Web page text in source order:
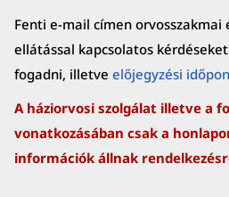
Fenti e-mail címen orvosszakmai
ellátással kapcsolatos
fogadni, illetve előjegyzési
A háziorvosi szolgálat illetve a
vonatkozásában csak a
információk állnak